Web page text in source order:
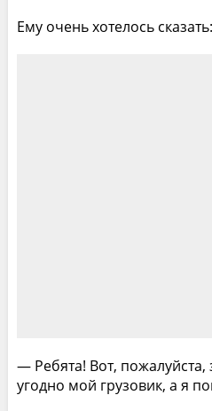
Ему очень хотелось сказать:
— Ребята! Вот, пожалуйста,
угодно мой грузовик, а я